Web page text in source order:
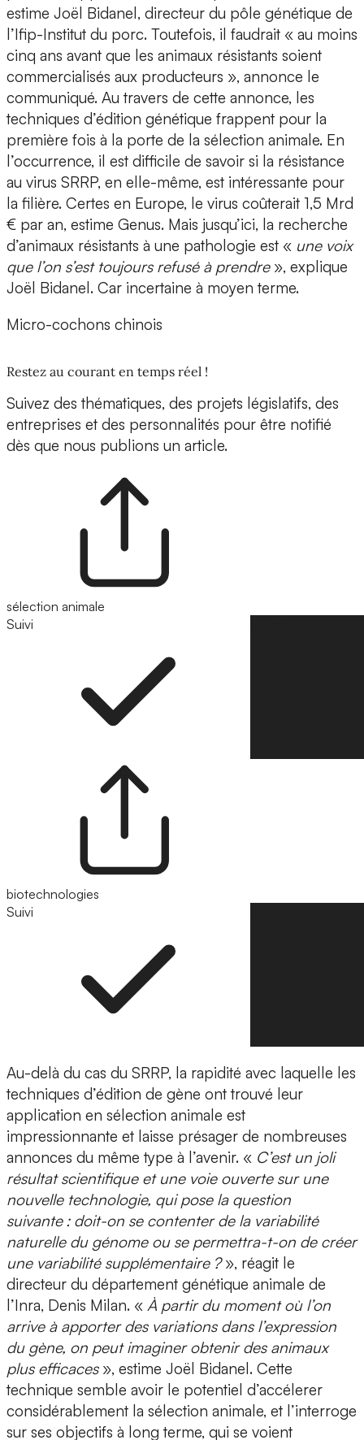
estime Joël Bidanel, directeur du pôle génétique de
l’Ifip-Institut du porc. Toutefois, il faudrait « au moins
cinq ans avant que les animaux résistants soient
commercialisés aux producteurs », annonce le
communiqué. Au travers de cette annonce, les
techniques d’édition génétique frappent pour la
première fois à la porte de la sélection animale. En
l’occurrence, il est difficile de savoir si la résistance
au virus SRRP, en elle-même, est intéressante pour
la filière. Certes en Europe, le virus coûterait 1,5 Mrd
€ par an, estime Genus. Mais jusqu’ici, la recherche
d’animaux résistants à une pathologie est « une voix
que l’on s’est toujours refusé à prendre», explique
Joël Bidanel. Car incertaine à moyen terme.
Micro-cochons chinois
Restez au courant en temps réel !
Suivez des thématiques, des projets législatifs, des
entreprises et des personnalités pour être notifié
dès que nous publions un article.
sélection animale
Suivi
biotechnologies
Suivi
Au-delà du cas du SRRP, la rapidité avec laquelle les
techniques d’édition de gène ont trouvé leur
application en sélection animale est
impressionnante et laisse présager de nombreuses
annonces du même type à l’avenir. « C’est un joli
résultat scientifique et une voie ouverte sur une
nouvelle technologie, qui pose la question
suivante : doit-on se contenter de la variabilité
naturelle du génome ou se permettra-t-on de créer
une variabilité supplémentaire ?», réagit le
directeur du département génétique animale de
l’Inra, Denis Milan. « À partir du moment où l’on
arrive à apporter des variations dans l’expression
du gène, on peut imaginer obtenir des animaux
plus efficaces», estime Joël Bidanel. Cette
technique semble avoir le potentiel d’accélerer
considérablement la sélection animale, et l’interroge
sur ses objectifs à long terme, qui se voient